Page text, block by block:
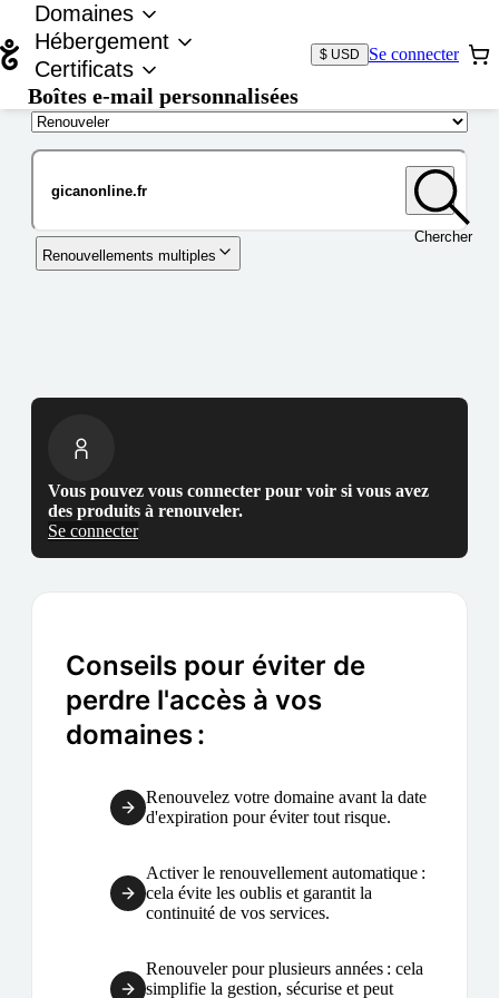
Domaines
Hébergement
Certificats
Boîtes e-mail personnalisées
$ USD Se connecter
Chercher
Renouvellements multiples
Vous pouvez vous connecter pour voir si vous avez
des produits à renouveler.
Se connecter
Conseils pour éviter de
perdre l'accès à vos
domaines :
Renouvelez votre domaine avant la date
d'expiration pour éviter tout risque.
Activer le renouvellement automatique :
cela évite les oublis et garantit la
continuité de vos services.
Renouveler pour plusieurs années : cela
simplifie la gestion, sécurise et peut